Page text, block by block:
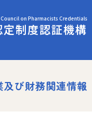
Council on Pharmacists Credentials
制度認証機構
び財務関連情報